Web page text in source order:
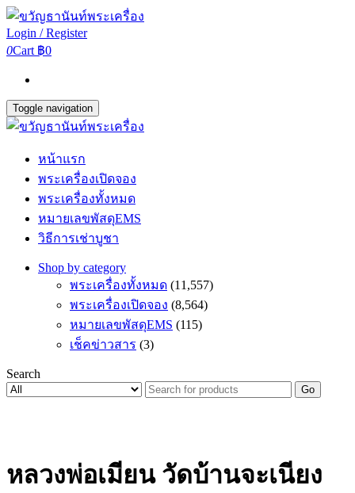
Login / Register
0Cart ฿0
Toggle navigation
หน้าแรก
พระเครื่องเปิดจอง
พระเครื่องทั้งหมด
หมายเลขพัสดุEMS
วิธีการเช่าบูชา
Shop by category
พระเครื่องทั้งหมด (11,557)
พระเครื่องเปิดจอง (8,564)
หมายเลขพัสดุEMS (115)
เช็คข่าวสาร (3)
Search
Go
หลวงพ่อเมียน วัดบ้านจะเนียง